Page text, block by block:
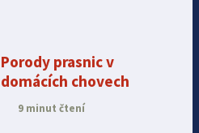
Porody prasnic v
domácích chovech
9 minut čtení